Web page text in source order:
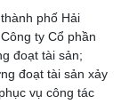
phố Hải
ty Cổ phần
đoạt tài sản;
đoạt tài sản xảy
vụ công tác